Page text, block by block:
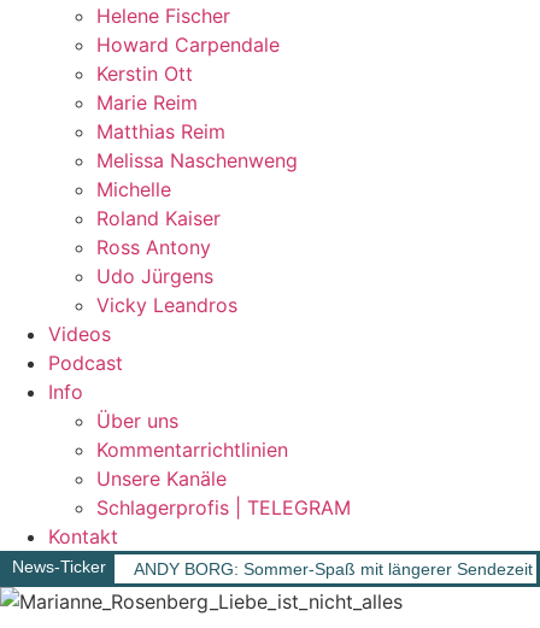
Helene Fischer
Howard Carpendale
Kerstin Ott
Marie Reim
Matthias Reim
Melissa Naschenweng
Michelle
Roland Kaiser
Ross Antony
Udo Jürgens
Vicky Leandros
Videos
Podcast
Info
Über uns
Kommentarrichtlinien
Unsere Kanäle
Schlagerprofis | TELEGRAM
Kontakt
News-Ticker ANDY BORG: Sommer-Spaß mit längerer